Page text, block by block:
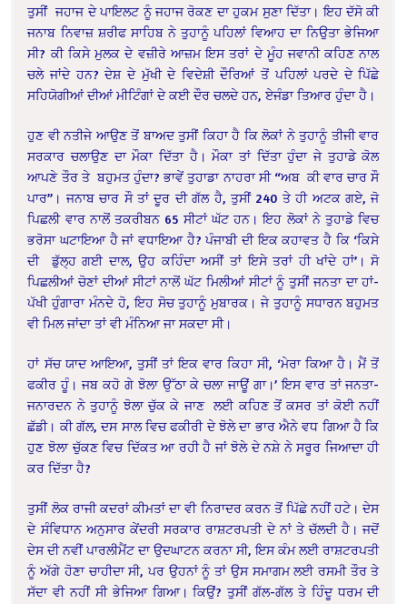
ਤੁਸੀਂ ਜਹਾਜ ਦੇ ਪਾਇਲਟ ਨੂੰ ਜਹਾਜ ਰੋਕਣ ਦਾ ਹੁਕਮ ਸੁਣਾ ਦਿੱਤਾ। ਇਹ ਦੱਸੋ ਕੀ
ਜਨਾਬ ਨਿਵਾਜ਼ ਸ਼ਰੀਫ ਸਾਹਿਬ ਨੇ ਤੁਹਾਨੂੰ ਪਹਿਲਾਂ ਵਿਆਹ ਦਾ ਨਿਉਤਾ ਭੇਜਿਆ
ਸੀ? ਕੀ ਕਿਸੇ ਮੁਲਕ ਦੇ ਵਜ਼ੀਰੇ ਆਜ਼ਮ ਇਸ ਤਰਾਂ ਦੇ ਮੂੰਹ ਜਵਾਨੀ ਕਹਿਣ ਨਾਲ
ਚਲੇ ਜਾਂਦੇ ਹਨ? ਦੇਸ਼ ਦੇ ਮੁੱਖੀ ਦੇ ਵਿਦੇਸ਼ੀ ਦੌਰਿਆਂ ਤੋਂ ਪਹਿਲਾਂ ਪਰਦੇ ਦੇ ਪਿੱਛੇ
ਸਹਿਯੋਗੀਆਂ ਦੀਆਂ ਮੀਟਿੰਗਾਂ ਦੇ ਕਈ ਦੌਰ ਚਲਦੇ ਹਨ, ਏਜੰਡਾ ਤਿਆਰ ਹੁੰਦਾ ਹੈ।
ਹੁਣ ਵੀ ਨਤੀਜੇ ਆਉਣ ਤੋਂ ਬਾਅਦ ਤੁਸੀਂ ਕਿਹਾ ਹੈ ਕਿ ਲੋਕਾਂ ਨੇ ਤੁਹਾਨੂੰ ਤੀਜੀ ਵਾਰ
ਸਰਕਾਰ ਚਲਾਉਣ ਦਾ ਮੌਕਾ ਦਿੱਤਾ ਹੈ। ਮੌਕਾ ਤਾਂ ਦਿੱਤਾ ਹੁੰਦਾ ਜੇ ਤੁਹਾਡੇ ਕੋਲ
ਆਪਣੇ ਤੌਰ ਤੇ ਬਹੁਮਤ ਹੁੰਦਾ? ਭਾਵੇਂ ਤੁਹਾਡਾ ਨਾਹਰਾ ਸੀ “ਅਬ ਕੀ ਵਾਰ ਚਾਰ ਸੌ
ਪਾਰ”। ਜਨਾਬ ਚਾਰ ਸੌ ਤਾਂ ਦੂਰ ਦੀ ਗੱਲ ਹੈ, ਤੁਸੀਂ 240 ਤੇ ਹੀ ਅਟਕ ਗਏ, ਜੋ
ਪਿਛਲੀ ਵਾਰ ਨਾਲੋਂ ਤਕਰੀਬਨ 65 ਸੀਟਾਂ ਘੱਟ ਹਨ। ਇਹ ਲੋਕਾਂ ਨੇ ਤੁਹਾਡੇ ਵਿਚ
ਭਰੋਸਾ ਘਟਾਇਆ ਹੈ ਜਾਂ ਵਧਾਇਆ ਹੈ? ਪੰਜਾਬੀ ਦੀ ਇਕ ਕਹਾਵਤ ਹੈ ਕਿ ‘ਕਿਸੇ
ਦੀ ਡੁੱਲ੍ਹ ਗਈ ਦਾਲ, ਉਹ ਕਹਿੰਦਾ ਅਸੀਂ ਤਾਂ ਇਸੇ ਤਰਾਂ ਹੀ ਖਾਂਦੇ ਹਾਂ’। ਸੋ
ਪਿਛਲੀਆਂ ਚੋਣਾਂ ਦੀਆਂ ਸੀਟਾਂ ਨਾਲੋਂ ਘੱਟ ਮਿਲੀਆਂ ਸੀਟਾਂ ਨੂੰ ਤੁਸੀਂ ਜਨਤਾ ਦਾ ਹਾਂ-
ਪੱਖੀ ਹੁੰਗਾਰਾ ਮੰਨਦੇ ਹੋ, ਇਹ ਸੋਚ ਤੁਹਾਨੂੰ ਮੁਬਾਰਕ। ਜੇ ਤੁਹਾਨੂੰ ਸਧਾਰਨ ਬਹੁਮਤ
ਵੀ ਮਿਲ ਜਾਂਦਾ ਤਾਂ ਵੀ ਮੰਨਿਆ ਜਾ ਸਕਦਾ ਸੀ।
ਹਾਂ ਸੱਚ ਯਾਦ ਆਇਆ, ਤੁਸੀਂ ਤਾਂ ਇਕ ਵਾਰ ਕਿਹਾ ਸੀ, ‘ਮੇਰਾ ਕਿਆ ਹੈ। ਮੈਂ ਤੋਂ
ਫਕੀਰ ਹੂੰ। ਜਬ ਕਹੋ ਗੇ ਝੋਲਾ ਉੱਠਾ ਕੇ ਚਲਾ ਜਾਊਂ ਗਾ।’ ਇਸ ਵਾਰ ਤਾਂ ਜਨਤਾ-
ਜਨਾਰਦਨ ਨੇ ਤੁਹਾਨੂੰ ਝੋਲਾ ਚੁੱਕ ਕੇ ਜਾਣ ਲਈ ਕਹਿਣ ਤੋਂ ਕਸਰ ਤਾਂ ਕੋਈ ਨਹੀਂ
ਛੱਡੀ। ਕੀ ਗੱਲ, ਦਸ ਸਾਲ ਵਿਚ ਫਕੀਰੀ ਦੇ ਝੋਲੇ ਦਾ ਭਾਰ ਐਨੇ ਵਧ ਗਿਆ ਹੈ ਕਿ
ਹੁਣ ਝੋਲਾ ਚੁੱਕਣ ਵਿਚ ਦਿੱਕਤ ਆ ਰਹੀ ਹੈ ਜਾਂ ਝੋਲੇ ਦੇ ਨਸ਼ੇ ਨੇ ਸਰੂਰ ਜਿਆਦਾ ਹੀ
ਕਰ ਦਿੱਤਾ ਹੈ?
ਤੁਸੀਂ ਲੋਕ ਰਾਜੀ ਕਦਰਾਂ ਕੀਮਤਾਂ ਦਾ ਵੀ ਨਿਰਾਦਰ ਕਰਨ ਤੋਂ ਪਿੱਛੇ ਨਹੀਂ ਹਟੇ। ਦੇਸ
ਦੇ ਸੰਵਿਧਾਨ ਅਨੁਸਾਰ ਕੇਂਦਰੀ ਸਰਕਾਰ ਰਾਸ਼ਟਰਪਤੀ ਦੇ ਨਾਂ ਤੇ ਚੱਲਦੀ ਹੈ। ਜਦੋਂ
ਦੇਸ ਦੀ ਨਵੀਂ ਪਾਰਲੀਮੈਂਟ ਦਾ ਉਦਘਾਟਨ ਕਰਨਾ ਸੀ, ਇਸ ਕੰਮ ਲਈ ਰਾਸ਼ਟਰਪਤੀ
ਨੂੰ ਅੱਗੇ ਹੋਣਾ ਚਾਹੀਦਾ ਸੀ, ਪਰ ਉਹਨਾਂ ਨੂੰ ਤਾਂ ਉਸ ਸਮਾਗਮ ਲਈ ਰਸਮੀ ਤੌਰ ਤੇ
ਸੱਦਾ ਵੀ ਨਹੀਂ ਸੀ ਭੇਜਿਆ ਗਿਆ। ਕਿਉਂ? ਤੁਸੀਂ ਗੱਲ-ਗੱਲ ਤੇ ਹਿੰਦੂ ਧਰਮ ਦੀ